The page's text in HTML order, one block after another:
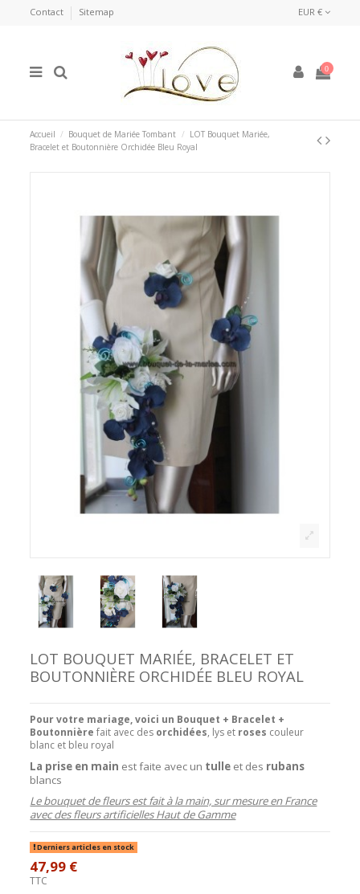
Contact Sitemap EUR €
0
Accueil Bouquet de Mariée Tombant
LOT Bouquet Mariée,
Bracelet et Boutonnière Orchidée Bleu Royal
LOT BOUQUET MARIÉE, BRACELET ET
BOUTONNIÈRE ORCHIDÉE BLEU ROYAL
Pour votre mariage, voici un Bouquet + Bracelet +
Boutonnièrefait avec des orchidées, lys et roses couleur
blanc et bleu royal
La prise en main est faite avec un tulle et des rubans
blancs
Le bouquet de fleurs est fait à la main, sur mesure en France
avec des fleurs artificielles Haut de Gamme
Derniers articles en stock
47,99 €
TTC